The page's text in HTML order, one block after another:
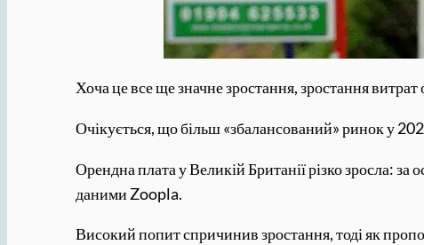
Хоча це все ще значне зростання, зростання
Очікується, що більш «збалансований» ринок у
Орендна плата у Великій Британії різко зросла: за
даними Zoopla.
Високий попит спричинив зростання, тоді як